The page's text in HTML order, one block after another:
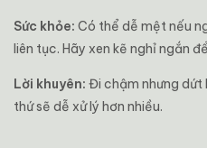
Sức khỏe: Có thể dễ mệt nếu
liên tục. Hãy xen kẽ nghỉ ngắn
Lời khuyên: Đi chậm nhưng dứt
thứ sẽ dễ xử lý hơn nhiều.